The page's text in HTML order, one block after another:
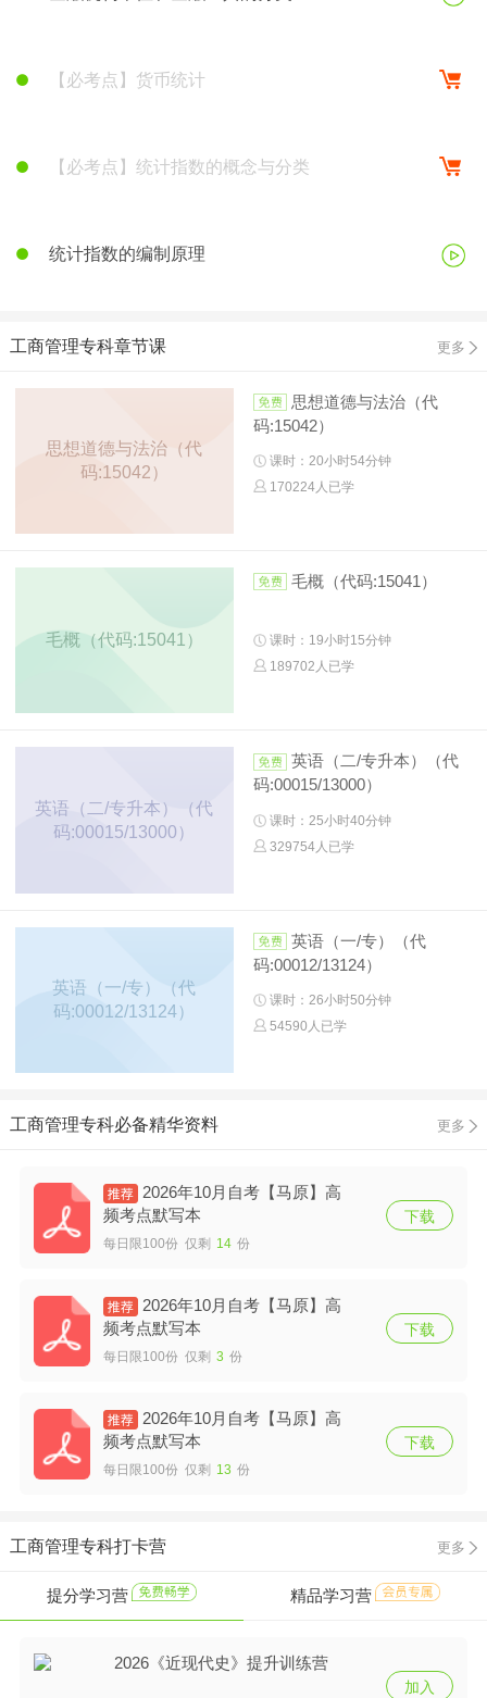
【必考点】货币统计
【必考点】统计指数的概念与分类
统计指数的编制原理
工商管理专科章节课 更多
思想道德与法治（代
码:15042）
思想道德与法治（代
码:15042）
课时：20小时54分钟
170224人已学
毛概（代码:15041）
毛概（代码:15041）
课时：19小时15分钟
189702人已学
英语（二/专升本）（代
码:00015/13000）
英语（二/专升本）（代
码:00015/13000）
课时：25小时40分钟
329754人已学
英语（一/专）（代
码:00012/13124）
英语（一/专）（代
码:00012/13124）
课时：26小时50分钟
54590人已学
工商管理专科必备精华资料 更多
2026年10月自考【马原】高
频考点默写本
每日限100份 仅剩 14 份
下载
2026年10月自考【马原】高
频考点默写本
每日限100份 仅剩 3 份
下载
2026年10月自考【马原】高
频考点默写本
每日限100份 仅剩 13 份
下载
工商管理专科打卡营 更多
提分学习营 精品学习营
2026《近现代史》提升训练营
加入